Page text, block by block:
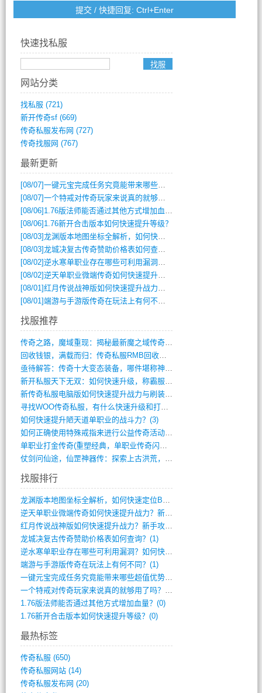
快速找私服
网站分类
找私服 (721)
新开传奇sf(669)
传奇私服发布网 (727)
传奇找服网 (767)
最新更新
[08/07]一键元宝完成任务究竟能带来哪些超值优势？
[08/07]一个特戒对传奇玩家来说真的就够用了吗？
[08/06] 1.76版法师能否通过其他方式增加血量？
[08/06] 1.76新开合击版本如何快速提升等级？
[08/03]龙渊版本地图坐标全解析，如何快速定位BOSS位置？
[08/03]龙城决复古传奇赞助价格表如何查询？
[08/02]逆水寒单职业存在哪些可利用漏洞？如何快速提升战力？
[08/02]逆天单职业微端传奇如何快速提升战力？新手必看攻略
[08/01]红月传说战神版如何快速提升战力？新手攻略全解析？
[08/01]端游与手游版传奇在玩法上有何不同？
找服推荐
传奇之路，魔域重现：揭秘最新魔之域传奇攻(712)
回收钱银，满载而归：传奇私服RMB回收装(548)
亟待解答：传奇十大变态装备，哪件堪称神器(347)
新开私服天下无双：如何快速升级，称霸服务(681)
新传奇私服电脑版如何快速提升战力与刷装备(835)
寻找WOO传奇私服，有什么快速升级和打宝(864)
如何快速提升陋天道单职业的战斗力？(3)
如何正确使用特殊戒指来进行公益传奇活动？(10)
单职业打金传奇(重塑经典，单职业传奇闪耀(10)
仗剑问仙途，仙罡神器传：探索上古洪荒，揭(813)
找服排行
龙渊版本地图坐标全解析，如何快速定位BO(3)
逆天单职业微端传奇如何快速提升战力？新手(2)
红月传说战神版如何快速提升战力？新手攻略(2)
龙城决复古传奇赞助价格表如何查询？(1)
逆水寒单职业存在哪些可利用漏洞？如何快速(1)
端游与手游版传奇在玩法上有何不同？(1)
一键元宝完成任务究竟能带来哪些超值优势？(0)
一个特戒对传奇玩家来说真的就够用了吗？(0)
1.76版法师能否通过其他方式增加血量？(0)
1.76新开合击版本如何快速提升等级？(0)
最热标签
传奇私服 (650)
传奇私服网站(14)
传奇私服发布网 (20)